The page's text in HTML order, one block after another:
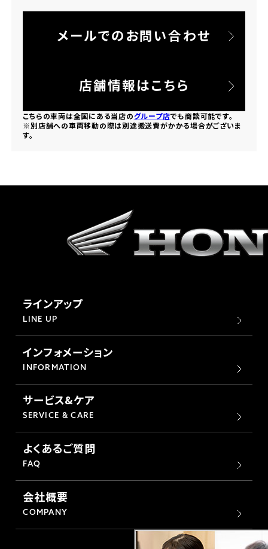
メールでのお問い合わせ
店舗情報はこちら
こちらの車両は全国にある当店のグループ店でも商談可能です。
※別店舗への車両移動の際は別途搬送費がかかる場合がございま
す。
ラインアップ
LINE UP
インフォメーション
INFORMATION
サービス&ケア
SERVICE & CARE
よくあるご質問
FAQ
会社概要
COMPANY
ホンダドリーム 所沢